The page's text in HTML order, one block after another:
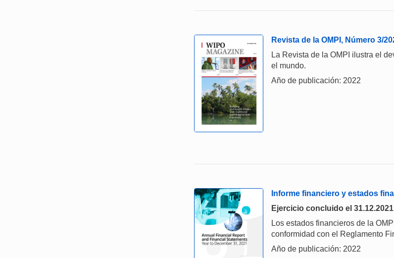
Revista de la OMPI, Número 3/
La Revista de la OMPI ilustra el
el mundo.
Año de publicación: 2022
Informe financiero y estados
Ejercicio concluido el 31.12.2021
Los estados financieros de la
conformidad con el Reglamento
Año de publicación: 2022